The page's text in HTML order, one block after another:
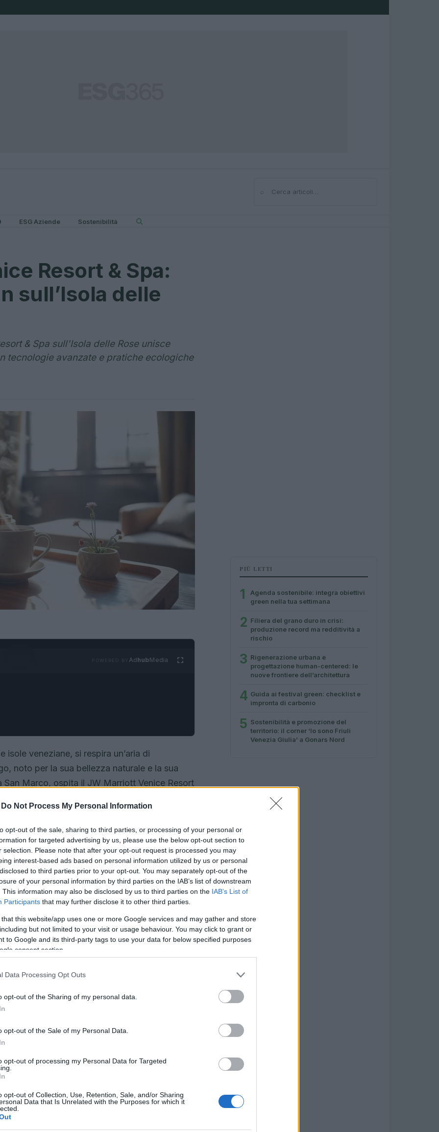
Do Not Process My Personal Information
opt-out of the sale, sharing to third parties, or processing of your personal or
for targeted advertising by us, please use the below opt-out section to
selection. Please note that after your opt-out request is processed you may
interest-based ads based on personal information utilized by us or personal
to third parties prior to your opt-out. You may separately opt-out of the
of your personal information by third parties on the IAB’s list of downstream
This information may also be disclosed by us to third parties on the IAB’s List of
Participants that may further disclose it to other third parties.
that this website/app uses one or more Google services and may gather and store
but not limited to your visit or usage behaviour. You may click to grant or
to Google and its third-party tags to use your data for below specified purposes
consent section.
Data Processing Opt Outs
opt-out of the Sharing of my personal data.
opt-out of the Sale of my Personal Data.
opt-out of processing my Personal Data for Targeted
opt-out of Collection, Use, Retention, Sale, and/or Sharing
Data that Is Unrelated with the Purposes for which it
⌕Cerca
ESG Aziende Sostenibilità
Resort & Spa:
sull’Isola delle
& Spa sull'Isola delle Rose unisce
tecnologie avanzate e pratiche ecologiche
AdhubMedia
isole veneziane, si respira un’aria di
noto per la sua bellezza naturale e la sua
Marco, ospita il JW Marriott Venice Resort
eleganza e rispetto per l’ambiente.
di restauro e riqualificazione da parte
rappresenta un esempio di
Resort & Spa si basa sull’opportunità
natura, promuovendo pratiche ambientali
la manutenzione del verde
richiede un approccio strategico e attento.
PIÙ LETTI
1
Agenda sostenibile: integra obiettivi
green nella tua settimana
2 Filiera del grano duro in crisi:
produzione record ma redditività a
rischio
3 Rigenerazione urbana e
progettazione human-centered: le
nuove frontiere dell’architettura
4 Guida ai festival green: checklist e
impronta di carbonio
5 Sostenibilità e promozione del
territorio: il corner ‘Io sono Friuli
Venezia Giulia’ a Gonars Nord